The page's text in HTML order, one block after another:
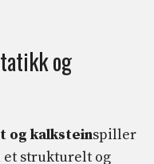
og
og kalksteinspiller
et strukturelt og